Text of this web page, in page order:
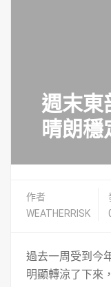
週末東
晴朗穩
作者
WEATHERRISK
過去一周受到今
明顯轉涼了下來